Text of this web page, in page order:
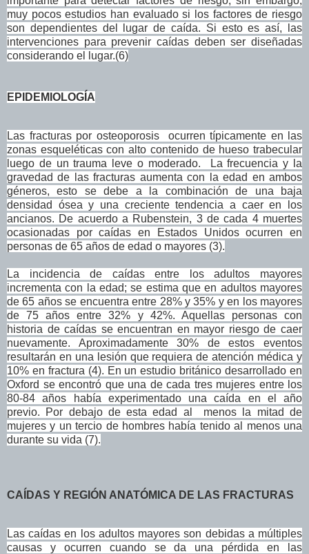
muy pocos estudios han evaluado si los factores de riesgo
son dependientes del lugar de caída. Si esto es así, las
intervenciones para prevenir caídas deben ser diseñadas
considerando el lugar.(6)
EPIDEMIOLOGÍA
Las fracturas por osteoporosis ocurren típicamente en las
zonas esqueléticas con alto contenido de hueso trabecular
luego de un trauma leve o moderado. La frecuencia y la
gravedad de las fracturas aumenta con la edad en ambos
géneros, esto se debe a la combinación de una baja
densidad ósea y una creciente tendencia a caer en los
ancianos. De acuerdo a Rubenstein, 3 de cada 4 muertes
ocasionadas por caídas en Estados Unidos ocurren en
personas de 65 años de edad o mayores (3).
La incidencia de caídas entre los adultos mayores
incrementa con la edad; se estima que en adultos mayores
de 65 años se encuentra entre 28% y 35% y en los mayores
de 75 años entre 32% y 42%. Aquellas personas con
historia de caídas se encuentran en mayor riesgo de caer
nuevamente. Aproximadamente 30% de estos eventos
resultarán en una lesión que requiera de atención médica y
10% en fractura (4). En un estudio británico desarrollado en
Oxford se encontró que una de cada tres mujeres entre los
80-84 años había experimentado una caída en el año
previo. Por debajo de esta edad al
menos la mitad de
mujeres y un tercio de hombres había tenido al menos una
durante su vida (7).
CAÍDAS Y REGIÓN ANATÓMICA DE LAS FRACTURAS
Las caídas en los adultos mayores son debidas a múltiples
causas y ocurren cuando se da una pérdida en las